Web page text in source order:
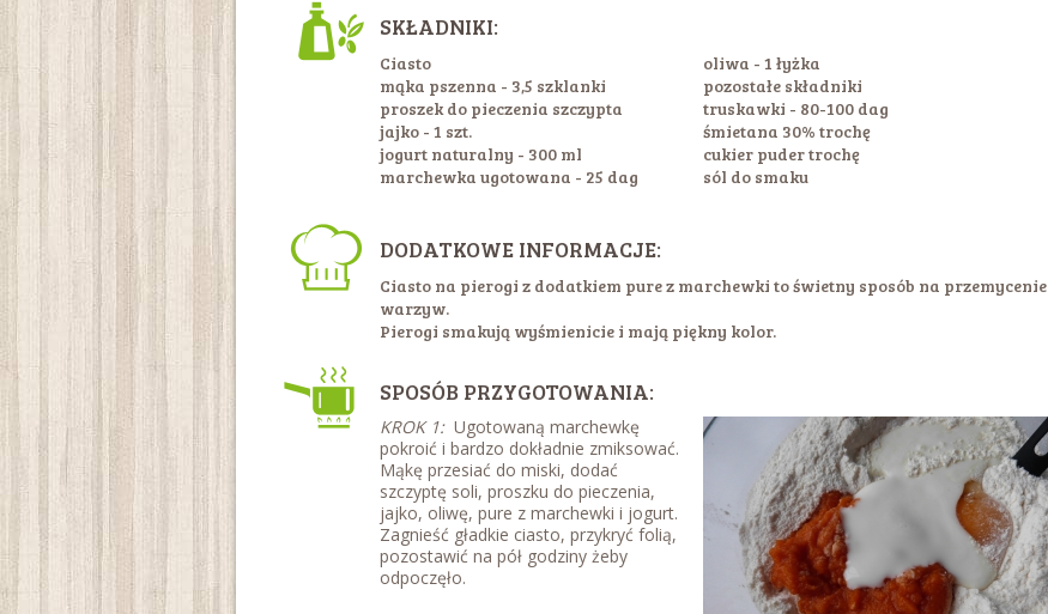
SKŁADNIKI:
Ciasto
mąka pszenna - 3,5 szklanki
proszek do pieczenia szczypta
jajko - 1 szt.
jogurt naturalny - 300 ml
marchewka ugotowana - 25 dag
oliwa - 1 łyżka
pozostałe składniki
truskawki - 80-100 dag
śmietana 30% trochę
cukier puder trochę
sól do smaku
DODATKOWE INFORMACJE:
Ciasto na pierogi z dodatkiem pure z marchewki to świetny sposób na przemycenie
warzyw.
Pierogi smakują wyśmienicie i mają piękny kolor.
SPOSÓB PRZYGOTOWANIA:
KROK 1:Ugotowaną marchewkę
pokroić i bardzo dokładnie zmiksować.
Mąkę przesiać do miski, dodać
szczyptę soli, proszku do pieczenia,
jajko, oliwę, pure z marchewki i jogurt.
Zagnieść gładkie ciasto, przykryć folią,
pozostawić na pół godziny żeby
odpoczęło.